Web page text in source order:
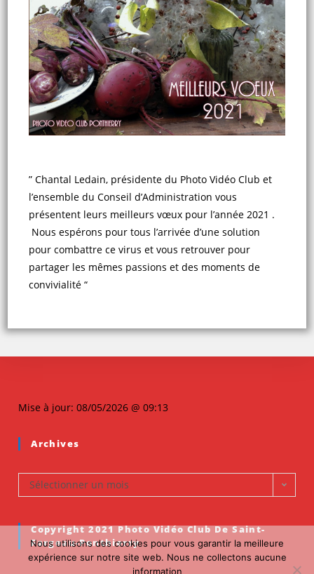
” Chantal Ledain, présidente du Photo Vidéo Club et
l’ensemble du Conseil d’Administration vous
présentent leurs meilleurs vœux pour l’année 2021 .
Nous espérons pour tous l’arrivée d’une solution
pour combattre ce virus et vous retrouver pour
partager les mêmes passions et des moments de
convivialité “
Mise à jour: 08/05/2026 @ 09:13
Archives
Sélectionner un mois
Copyright 2021 Photo Vidéo Club De Saint-
Fargeau-Ponthierry
Nous utilisons des cookies pour vous garantir la meilleure
expérience sur notre site web. Nous ne collectons aucune
information